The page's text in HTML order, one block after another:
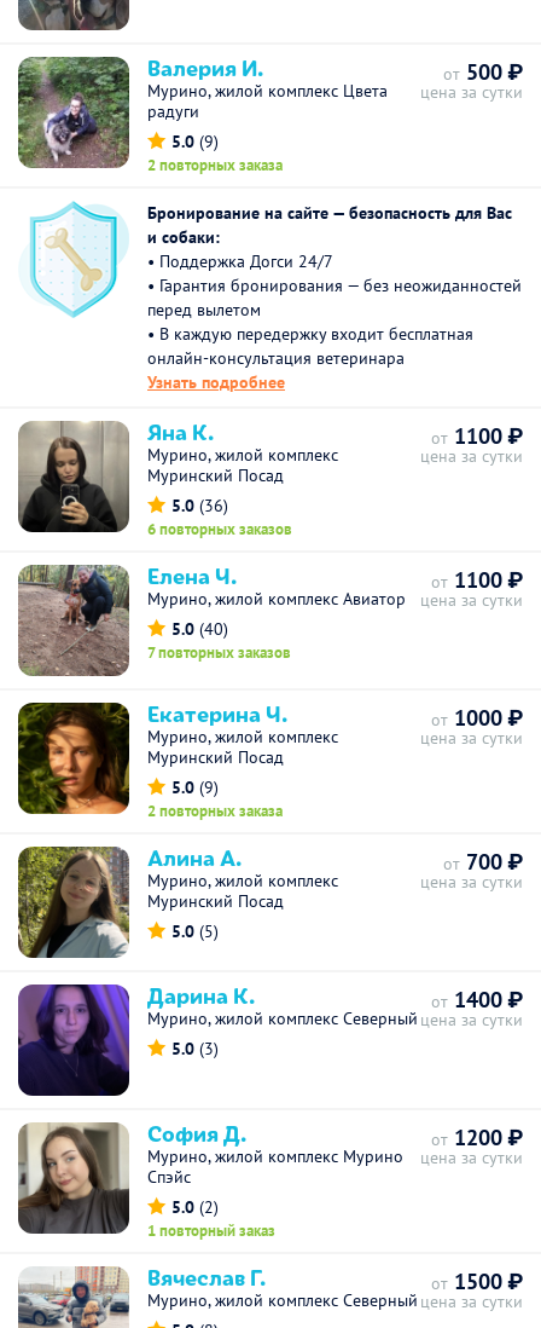
Валерия И.
Мурино, жилой комплекс Цвета
радуги
5.0 (9)
2 повторных заказа
от 500 ₽
цена за сутки
Бронирование на сайте — безопасность для Вас
и собаки:
• Поддержка Догси 24/7
• Гарантия бронирования — без неожиданностей
перед вылетом
• В каждую передержку входит бесплатная
онлайн-консультация ветеринара
Узнать подробнее
Яна К.
Мурино, жилой комплекс
Муринский Посад
5.0 (36)
6 повторных заказов
от 1100 ₽
цена за сутки
Елена Ч.
Мурино, жилой комплекс Авиатор
5.0 (40)
7 повторных заказов
от 1100 ₽
цена за сутки
Екатерина Ч.
Мурино, жилой комплекс
Муринский Посад
5.0 (9)
2 повторных заказа
от 1000 ₽
цена за сутки
Алина А.
Мурино, жилой комплекс
Муринский Посад
5.0 (5)
от 700 ₽
цена за сутки
Дарина К.
Мурино, жилой комплекс Северный
5.0 (3)
от 1400 ₽
цена за сутки
София Д.
Мурино, жилой комплекс Мурино
Спэйс
5.0 (2)
1 повторный заказ
от 1200 ₽
цена за сутки
Вячеслав Г.
Мурино, жилой комплекс Северный
от 1500 ₽
цена за сутки